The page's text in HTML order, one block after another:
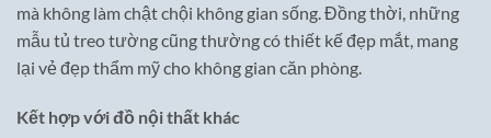
mà không làm chật chội không gian sống. Đồng thời, những
mẫu tủ treo tường cũng thường có thiết kế đẹp mắt, mang
lại vẻ đẹp thẩm mỹ cho không gian căn phòng.
Kết hợp với đồ nội thất khác